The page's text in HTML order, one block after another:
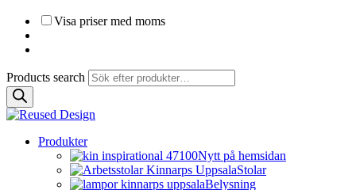
Visa priser med moms
Products search
Produkter
Nytt på hemsidan
Stolar
Belysning